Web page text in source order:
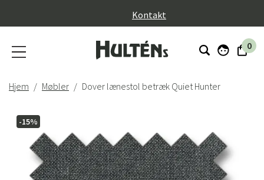
Kontakt
0
Hjem Møbler Dover lænestol betræk Quiet Hunter
-15%